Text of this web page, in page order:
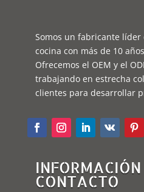
Somos un fabricante
cocina con más de 10
Ofrecemos el OEM y el
trabajando en estrecha
clientes para desarrollar
CONTACTO